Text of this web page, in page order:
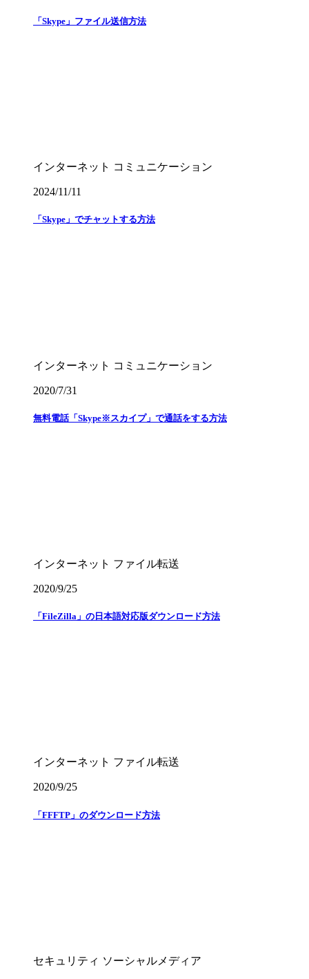
「Skype」ファイル送信方法
インターネット コミュニケーション
2024/11/11
「Skype」でチャットする方法
インターネット コミュニケーション
2020/7/31
無料電話「Skype※スカイプ」で通話をする方法
インターネット ファイル転送
2020/9/25
「FileZilla」の日本語対応版ダウンロード方法
インターネット ファイル転送
2020/9/25
「FFFTP」のダウンロード方法
セキュリティ ソーシャルメディア